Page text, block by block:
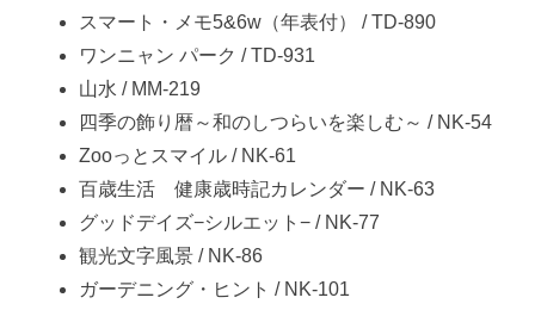
スマート・メモ5&6w（年表付） / TD-890
ワンニャン パーク / TD-931
山水 / MM-219
四季の飾り暦～和のしつらいを楽しむ～ / NK-54
Zooっとスマイル / NK-61
百歳生活 健康歳時記カレンダー / NK-63
グッドデイズ−シルエット− / NK-77
観光文字風景 / NK-86
ガーデニング・ヒント / NK-101